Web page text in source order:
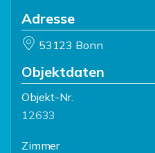
Adresse
53123 Bonn
Objektdaten
Objekt-Nr.
12633
Zimmer